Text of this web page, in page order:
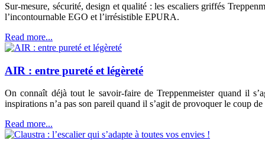
Sur-mesure, sécurité, design et qualité : les escaliers griffés
l’incontournable EGO et l’irrésistible EPURA.
Read more...
AIR : entre pureté et légèreté
On connaît déjà tout le savoir-faire de Treppenmeister quand il
inspirations n’a pas son pareil quand il s’agit de provoquer le coup
Read more...